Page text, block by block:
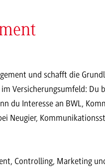
und schafft die
Versicherungsumfeld: Du
du Interesse an BWL,
Neugier,
Controlling, Marketing